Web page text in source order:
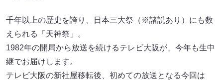
千年以上の歴史を誇り、日本三大祭（※諸説あり）にも数
えられる「天神祭」。
1982年の開局から放送を続けるテレビ大阪が、今年も生中
継でお届けします。
テレビ大阪の新社屋移転後、初めての放送となる今回は